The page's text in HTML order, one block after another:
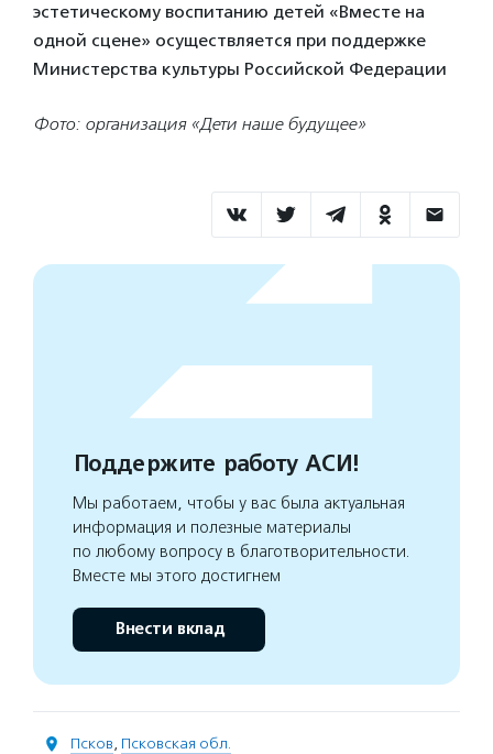
эстетическому воспитанию детей «Вместе на
одной сцене» осуществляется при поддержке
Министерства культуры Российской Федерации
Фото: организация «Дети наше будущее»
Поддержите работу АСИ!
Мы работаем, чтобы у вас была актуальная
информация и полезные материалы
по любому вопросу в благотворительности.
Вместе мы этого достигнем
Внести вклад
Псков, Псковская обл.